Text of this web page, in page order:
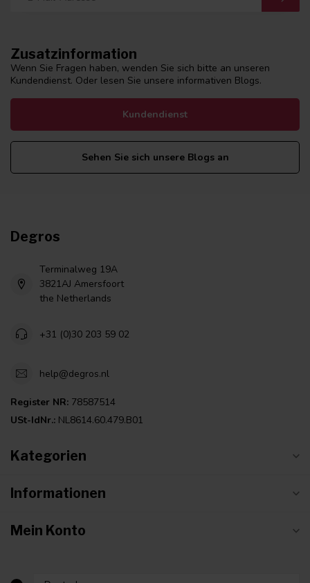
Zusatzinformation
Wenn Sie Fragen haben, wenden Sie sich bitte an unseren
Kundendienst. Oder lesen Sie unsere informativen Blogs.
Kundendienst
Sehen Sie sich unsere Blogs an
Degros
Terminalweg 19A
3821AJ Amersfoort
the Netherlands
+31 (0)30 203 59 02
help@degros.nl
Register NR: 78587514
USt-IdNr.: NL8614.60.479.B01
Kategorien
Informationen
Mein Konto